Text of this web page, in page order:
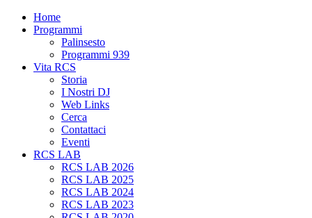
Home
Programmi
Palinsesto
Programmi 939
Vita RCS
Storia
I Nostri DJ
Web Links
Cerca
Contattaci
Eventi
RCS LAB
RCS LAB 2026
RCS LAB 2025
RCS LAB 2024
RCS LAB 2023